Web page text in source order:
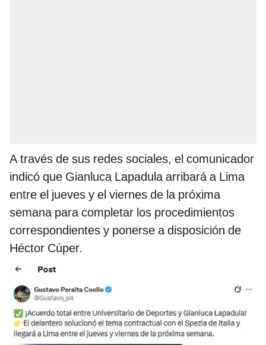
A través de sus redes sociales, el comunicador
indicó que Gianluca Lapadula arribará a Lima
entre el jueves y el viernes de la próxima
semana para completar los procedimientos
correspondientes y ponerse a disposición de
Héctor Cúper.